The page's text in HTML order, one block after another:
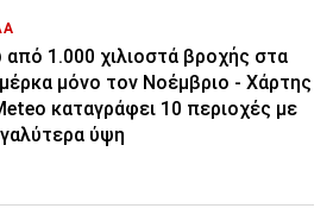
1.000 χιλιοστά βροχής στα
μόνο τον Νοέμβριο - Χάρτης
καταγράφει 10 περιοχές με
ύψη